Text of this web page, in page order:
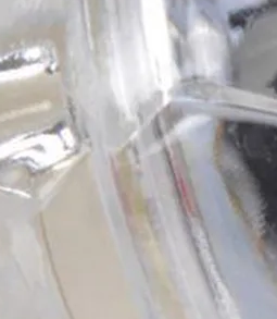
Politique de confidentialité